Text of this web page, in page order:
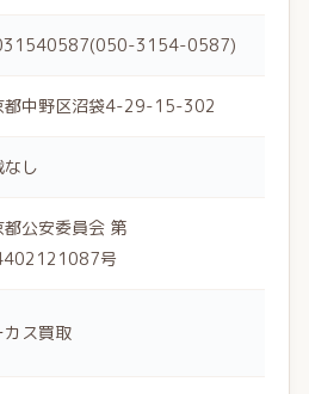
3154-0587)
都中野区沼袋4-29-15-302
なし
都公安委員会 第
号
カス買取